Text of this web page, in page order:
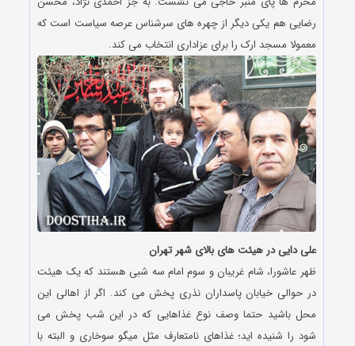
رضایی هم یکی دیگر از چهره های سرشناس عرصه سیاست است که
معمولا مسجد ارک را برای عزاداری انتخاب می کند.
علی دایی در هیئت های بالای شهر تهران
ظهر عاشورا، شام غریبان و سوم امام سه شبی هستند که یک هیئت
در حوالی خیابان پاسداران نذری پخش می کند. اگر از اهالی این
محل باشید حتما وصف نوع غذاهایی که در این شب پخش می
شود را شنیده اید؛ غذاهای نامتعارف مثل میگو سوخاری و البته با